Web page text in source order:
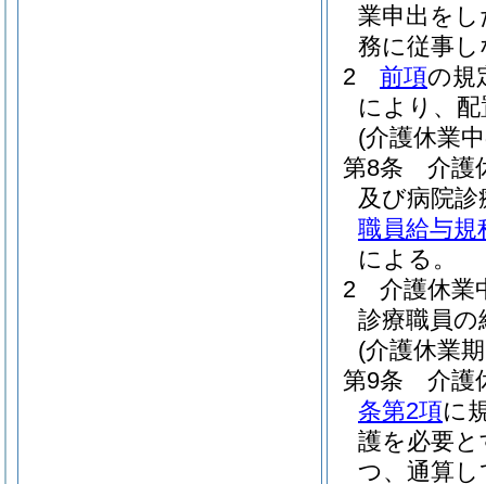
業申出を
務に従事
2
前項の規
により、
(介護休業
第8条
介護
及び病院
職員給与規
による。
2
介護休業
診療職員の
(介護休業
第9条
介護
条第2項に
護を必要
つ、通算